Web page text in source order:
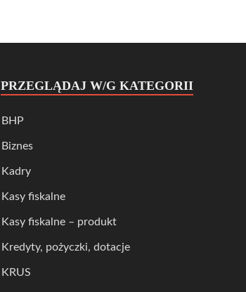
PRZEGLĄDAJ W/G KATEGORII
BHP
Biznes
Kadry
Kasy fiskalne
Kasy fiskalne – produkt
Kredyty, pożyczki, dotacje
KRUS